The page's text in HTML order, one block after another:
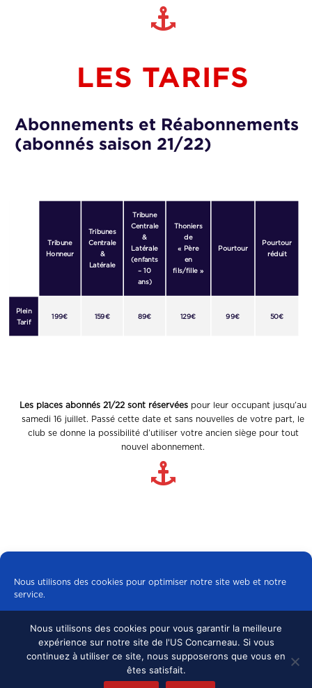
Nous utilisons des cookies pour optimiser notre site web et notre
service.
Tous les cookies
Refuser
LES TARIFS
Abonnements et Réabonnements
(abonnés saison 21/22)
Tribune
Honneur
Tribunes
Centrale
&
Latérale
Tribune
Centrale
&
Latérale
(enfants
– 10
ans)
Thoniers
de
« Père
en
fils/fille »
Pourtour
Pourtour
réduit
Plein
Tarif
199€ 159€ 89€ 129€ 99€ 50€
Les places abonnés 21/22 sont réservées pour leur occupant jusqu’au
samedi 16 juillet. Passé cette date et sans nouvelles de votre part, le
club se donne la possibilité d’utiliser votre ancien siège pour tout
nouvel abonnement.
© 2024 US CONCARNEAU, TOUS DROITS
RÉSERVÉS. MENTIONS LÉGALES •
Nous utilisons des cookies pour vous garantir la meilleure
expérience sur notre site de l'US Concarneau. Si vous
continuez à utiliser ce site, nous supposerons que vous en
êtes satisfait.